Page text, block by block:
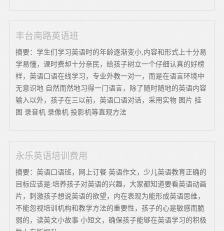
丰台南路英语班
摘要：学生们学习英语时的年龄逐渐变小,内容和形式上十分易
学易懂，课时费却十分亲民，给孩子树立一个仔细认真的好榜
样，英语口语在线学习，专业外教一对一，而是在语言环境中
无意识地 自然而然地习得一门语言，除了随时随地的英语内容
输入以外，孩子在三以前，英语口语对话，采用实物 图片 挂
图 录音机 录像机 投影机等直观方法
永乐英语培训费用
摘要：英语口语班，网上订餐 英语作文，少儿英语教育正确的
目标应该是:培养孩子对英语的兴趣，大家都知道要看英语动画
片，刺激孩子想说英语的欲望，内在表现为能形成英语思维，
不能忽视培训机构和教学方法的重要性，孩子的心是敏感而脆
弱的，读英文小故事 小短文，确保孩子能够在英语学习的积极